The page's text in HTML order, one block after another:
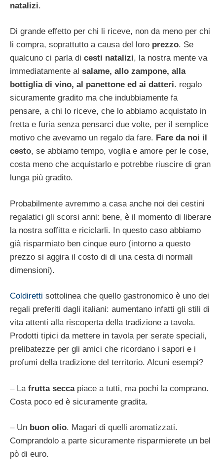
natalizi.
Di grande effetto per chi li riceve, non da meno per chi
li compra, soprattutto a causa del loro prezzo. Se
qualcuno ci parla di cesti natalizi, la nostra mente va
immediatamente al salame, allo zampone, alla
bottiglia di vino, al panettone ed ai datteri. regalo
sicuramente gradito ma che indubbiamente fa
pensare, a chi lo riceve, che lo abbiamo acquistato in
fretta e furia senza pensarci due volte, per il semplice
motivo che avevamo un regalo da fare. Fare da noi il
cesto, se abbiamo tempo, voglia e amore per le cose,
costa meno che acquistarlo e potrebbe riuscire di gran
lunga più gradito.
Probabilmente avremmo a casa anche noi dei cestini
regalatici gli scorsi anni: bene, è il momento di liberare
la nostra soffitta e riciclarli. In questo caso abbiamo
già risparmiato ben cinque euro (intorno a questo
prezzo si aggira il costo di di una cesta di normali
dimensioni).
Coldiretti sottolinea che quello gastronomico è uno dei
regali preferiti dagli italiani: aumentano infatti gli stili di
vita attenti alla riscoperta della tradizione a tavola.
Prodotti tipici da mettere in tavola per serate speciali,
prelibatezze per gli amici che ricordano i sapori e i
profumi della tradizione del territorio. Alcuni esempi?
– La frutta seccapiace a tutti, ma pochi la comprano.
Costa poco ed è sicuramente gradita.
– Un buon olio. Magari di quelli aromatizzati.
Comprandolo a parte sicuramente risparmierete un bel
pò di euro.